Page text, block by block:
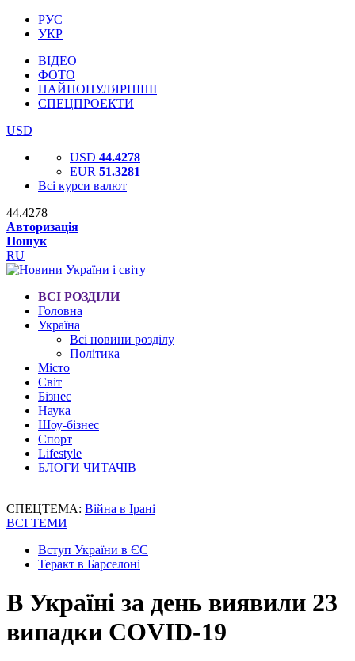
РУС
УКР
ВІДЕО
ФОТО
НАЙПОПУЛЯРНІШІ
СПЕЦПРОЕКТИ
USD
USD 44.4278
EUR 51.3281
Всі курси валют
44.4278
Авторизація
Пошук
RU
ВСІ РОЗДІЛИ
Головна
Україна
Всі новини розділу
Політика
Місто
Світ
Бізнес
Наука
Шоу-бізнес
Спорт
Lifestyle
БЛОГИ ЧИТАЧІВ
СПЕЦТЕМА: Війна в Ірані
ВСІ ТЕМИ
Вступ України в ЄС
Теракт в Барселоні
В Україні за день виявили 23
випадки COVID-19